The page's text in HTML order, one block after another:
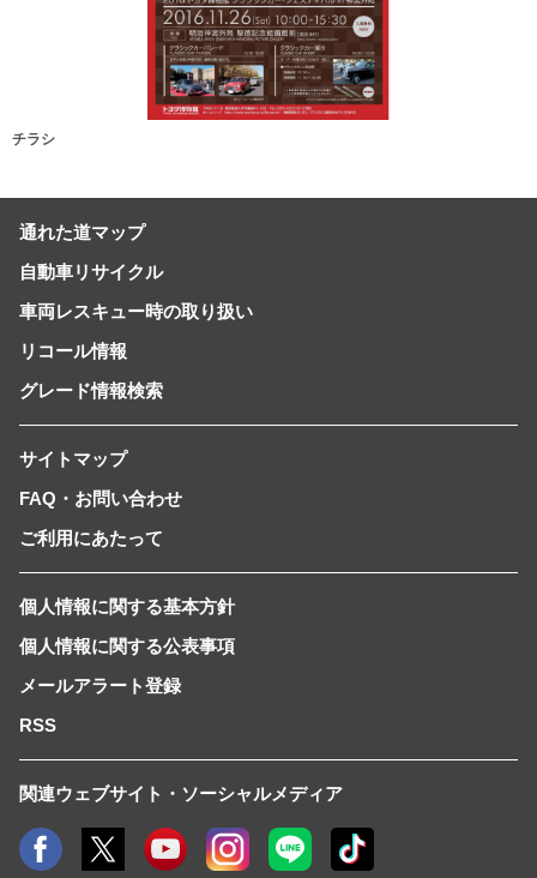
チラシ
通れた道マップ
自動車リサイクル
車両レスキュー時の取り扱い
リコール情報
グレード情報検索
サイトマップ
FAQ・お問い合わせ
ご利用にあたって
個人情報に関する基本方針
個人情報に関する公表事項
メールアラート登録
RSS
関連ウェブサイト・ソーシャルメディア